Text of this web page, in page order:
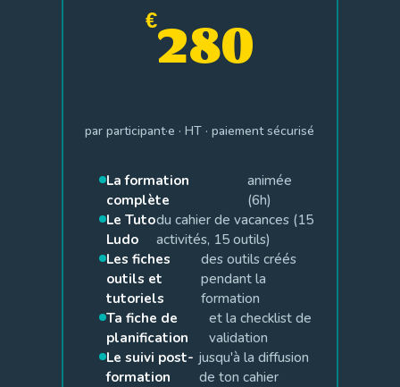
€280
par participant·e · HT · paiement sécurisé
La formation
complète
animée
(6h)
Le Tuto
Ludo
du cahier de vacances (15
activités, 15 outils)
Les fiches
outils et
tutoriels
des outils créés
pendant la
formation
Ta fiche de
planification
et la checklist de
validation
Le suivi post-
formation
jusqu'à la diffusion
de ton cahier